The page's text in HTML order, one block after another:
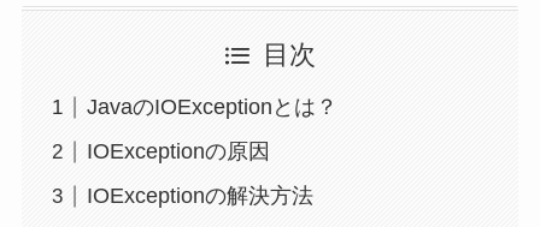
目次
JavaのIOExceptionとは？
IOExceptionの原因
IOExceptionの解決方法